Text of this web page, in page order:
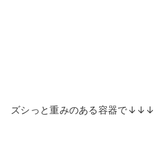
ズシっと重みのある容器で↓↓↓